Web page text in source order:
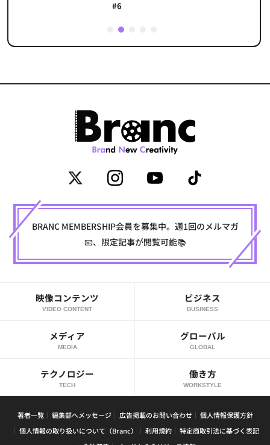
2
BRANC MEMBERSHIP会員を募集中。週1回のメルマガ
📧、限定記事が閲覧可能📚
映像コンテンツ
VIDEO CONTENT
ビジネス
BUSINESS
メディア
MEDIA
グローバル
GLOBAL
テクノロジー
TECH
働き方
WORKSTYLE
著者一覧 編集部へメッセージ 広告掲載のお問い合わせ
個人情報保護方針
個人情報の取り扱いについて（Branc）
利用規約
特定商取引法に基づく表記